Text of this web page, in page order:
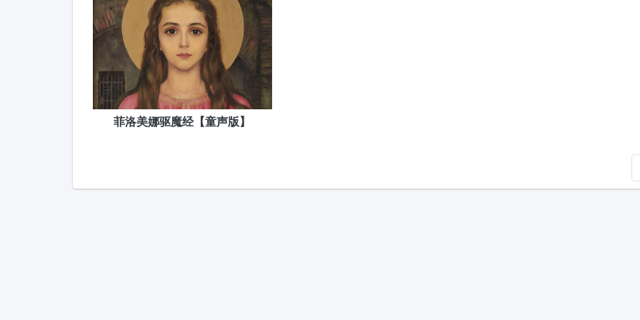
菲洛美娜驱魔经【童声版】